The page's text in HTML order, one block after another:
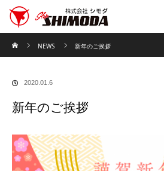
NEWS
新年のご挨拶
2020.01.6
新年のご挨拶